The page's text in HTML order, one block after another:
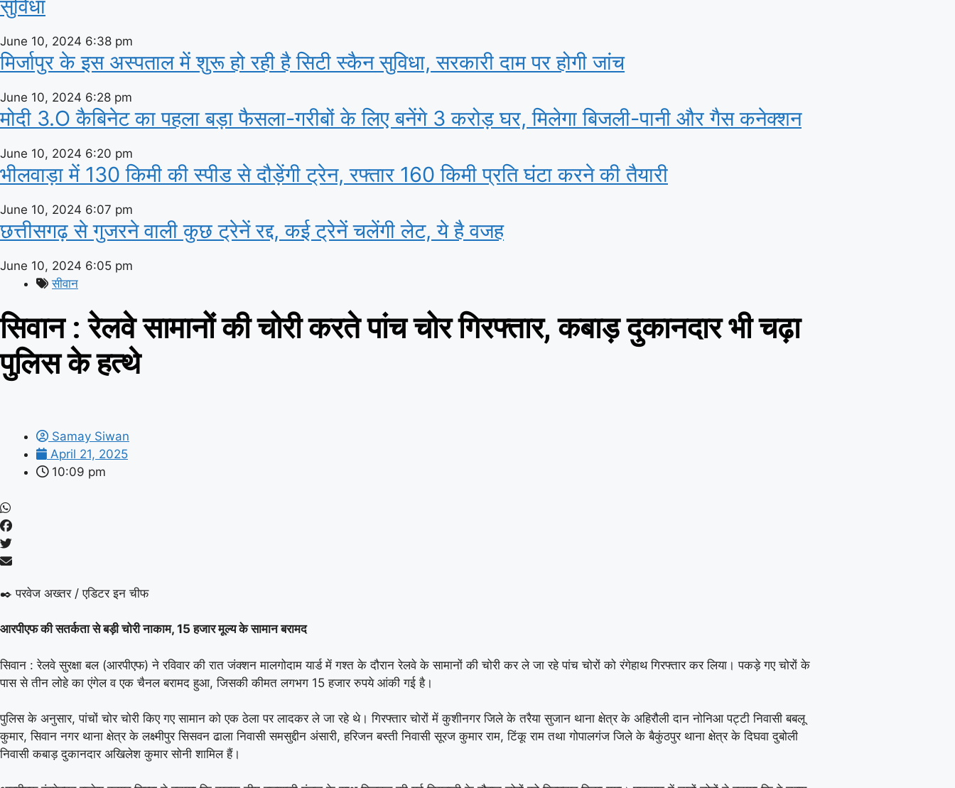
सुविधा
June 10, 2024 6:38 pm
मिर्जापुर के इस अस्पताल में शुरू हो रही है सिटी स्कैन सुविधा, सरकारी दाम पर होगी जांच
June 10, 2024 6:28 pm
मोदी 3.O कैबिनेट का पहला बड़ा फैसला-गरीबों के ल‍िए बनेंगे 3 करोड़ घर, म‍िलेगा बिजली-पानी और गैस कनेक्‍शन
June 10, 2024 6:20 pm
भीलवाड़ा में 130 किमी की स्पीड से दौड़ेंगी ट्रेन, रफ्तार 160 किमी प्रति घंटा करने की तैयारी
June 10, 2024 6:07 pm
छत्तीसगढ़ से गुजरने वाली कुछ ट्रेनें रद्द, कई ट्रेनें चलेंगी लेट, ये है वजह
June 10, 2024 6:05 pm
सीवान
सिवान : रेलवे सामानों की चोरी करते पांच चोर गिरफ्तार, कबाड़ दुकानदार भी चढ़ा
पुलिस के हत्थे
Samay Siwan
April 21, 2025
10:09 pm
✒️ परवेज अख्तर / एडिटर इन चीफ
आरपीएफ की सतर्कता से बड़ी चोरी नाकाम, 15 हजार मूल्य के सामान बरामद
सिवान : रेलवे सुरक्षा बल (आरपीएफ) ने रविवार की रात जंक्शन मालगोदाम यार्ड में गश्त के दौरान रेलवे के सामानों की चोरी कर ले जा रहे पांच चोरों को रंगेहाथ गिरफ्तार कर लिया। पकड़े गए चोरों के
पास से तीन लोहे का एंगेल व एक चैनल बरामद हुआ, जिसकी कीमत लगभग 15 हजार रुपये आंकी गई है।
पुलिस के अनुसार, पांचों चोर चोरी किए गए सामान को एक ठेला पर लादकर ले जा रहे थे। गिरफ्तार चोरों में कुशीनगर जिले के तरैया सुजान थाना क्षेत्र के अहिरौली दान नोनिआ पट्टी निवासी बबलू
कुमार, सिवान नगर थाना क्षेत्र के लक्ष्मीपुर सिसवन ढाला निवासी समसुद्दीन अंसारी, हरिजन बस्ती निवासी सूरज कुमार राम, टिंकू राम तथा गोपालगंज जिले के बैकुंठपुर थाना क्षेत्र के दिघवा दुबोली
निवासी कबाड़ दुकानदार अखिलेश कुमार सोनी शामिल हैं।